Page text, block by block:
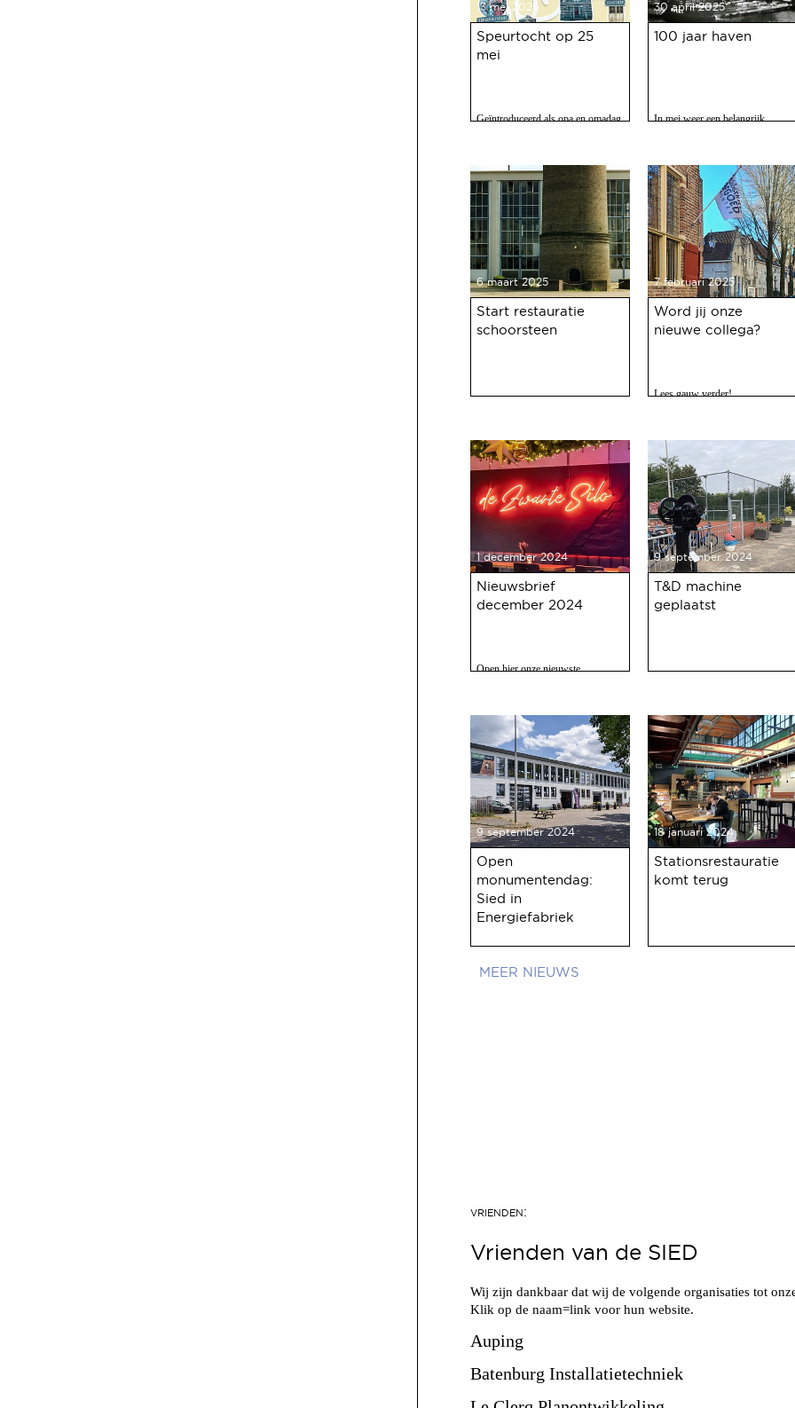
13 mei 2025
Speurtocht op 25
mei
Geïntroduceerd als opa en omadag
30 april 2025
100 jaar haven
In mei weer een belangrijk
haven 100 jaar bestaat.
6 maart 2025
Start restauratie
schoorsteen
7 februari 2025
Word jij onze
nieuwe collega?
Lees gauw verder!
1 december 2024
Nieuwsbrief
december 2024
Open hier onze nieuwste
12 december a.s.
9 september 2024
T&D machine
geplaatst
9 september 2024
Open
monumentendag:
Sied in
Energiefabriek
18 januari 2024
Stationsrestauratie
komt terug
NIEUWS
Vrienden van de SIED
Wij zijn dankbaar dat wij de volgende organisaties tot
Klik op de naam=link voor hun website.
Auping
Batenburg Installatietechniek